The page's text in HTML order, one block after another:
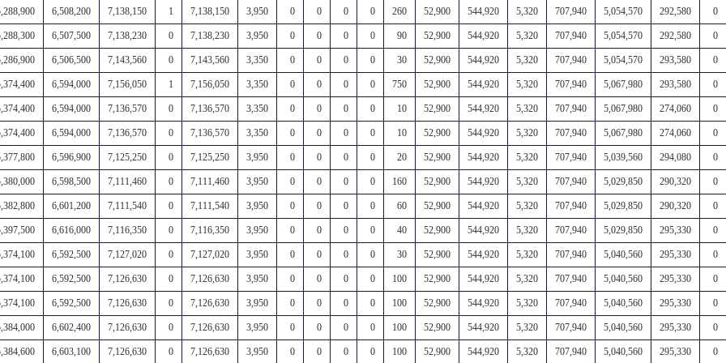
6,508,200 7,138,150 1 7,138,150 3,950 0 0 0 0 260 52,900 544,920 5,320 707,940 5,054,570 292,580 0
6,507,500 7,138,230 0 7,138,230 3,950 0 0 0 0 90 52,900 544,920 5,320 707,940 5,054,570 292,580 0
6,506,500 7,143,560 0 7,143,560 3,350 0 0 0 0 30 52,900 544,920 5,320 707,940 5,054,570 293,580 0
6,594,000 7,156,050 1 7,156,050 3,350 0 0 0 0 750 52,900 544,920 5,320 707,940 5,067,980 293,580 0
6,594,000 7,136,570 0 7,136,570 3,350 0 0 0 0 10 52,900 544,920 5,320 707,940 5,067,980 274,060 0
6,594,000 7,136,570 0 7,136,570 3,350 0 0 0 0 10 52,900 544,920 5,320 707,940 5,067,980 274,060 0
6,596,900 7,125,250 0 7,125,250 3,950 0 0 0 0 20 52,900 544,920 5,320 707,940 5,039,560 294,080 0
6,598,500 7,111,460 0 7,111,460 3,950 0 0 0 0 160 52,900 544,920 5,320 707,940 5,029,850 290,320 0
6,601,200 7,111,540 0 7,111,540 3,950 0 0 0 0 60 52,900 544,920 5,320 707,940 5,029,850 290,320 0
6,616,000 7,116,350 0 7,116,350 3,950 0 0 0 0 40 52,900 544,920 5,320 707,940 5,029,850 295,330 0
6,592,500 7,127,020 0 7,127,020 3,950 0 0 0 0 30 52,900 544,920 5,320 707,940 5,040,560 295,330 0
6,592,500 7,126,630 0 7,126,630 3,950 0 0 0 0 100 52,900 544,920 5,320 707,940 5,040,560 295,330 0
6,592,500 7,126,630 0 7,126,630 3,950 0 0 0 0 100 52,900 544,920 5,320 707,940 5,040,560 295,330 0
6,602,400 7,126,630 0 7,126,630 3,950 0 0 0 0 100 52,900 544,920 5,320 707,940 5,040,560 295,330 0
6,603,100 7,126,630 0 7,126,630 3,950 0 0 0 0 100 52,900 544,920 5,320 707,940 5,040,560 295,330 0